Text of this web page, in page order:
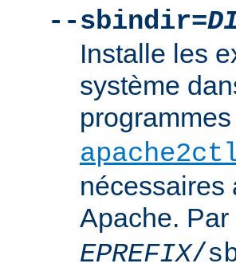
--sbindir=
Installe les
système
nécessaires
Apache. Par
EPREFIX/